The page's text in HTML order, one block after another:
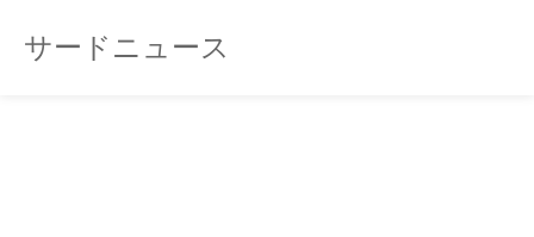
サードニュース